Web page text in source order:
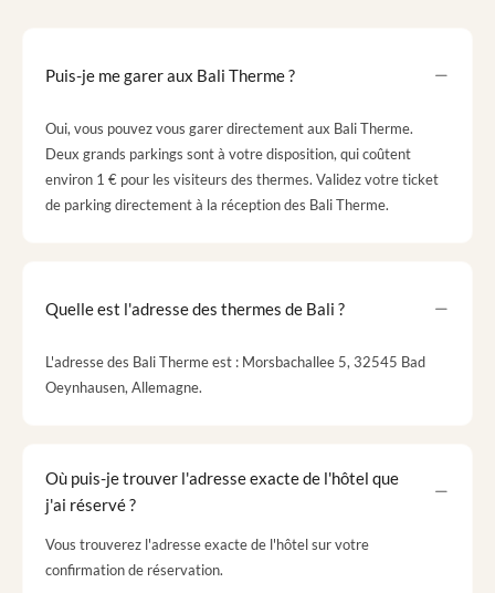
Puis-je me garer aux Bali Therme ?
Oui, vous pouvez vous garer directement aux Bali Therme.
Deux grands parkings sont à votre disposition, qui coûtent
environ 1 € pour les visiteurs des thermes. Validez votre ticket
de parking directement à la réception des Bali Therme.
Quelle est l'adresse des thermes de Bali ?
L'adresse des Bali Therme est : Morsbachallee 5, 32545 Bad
Oeynhausen, Allemagne.
Où puis-je trouver l'adresse exacte de l'hôtel que
j'ai réservé ?
Vous trouverez l'adresse exacte de l'hôtel sur votre
confirmation de réservation.